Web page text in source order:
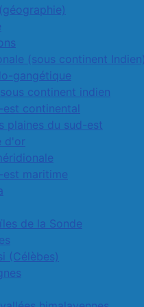
(sous continent
gangétique
continent indien
est continental
plaines du sud-est
d'or
est maritime
de la Sonde
(Célèbes)